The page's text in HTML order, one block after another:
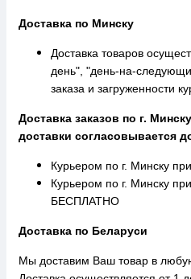
Доставка по Минску
Доставка товаров
день", "день-на-
заказа и загруженности
Доставка заказов по г.
доставки согласовывается
Курьером по г. Минску
Курьером по г. Минску
БЕСПЛАТНО
Доставка по Беларуси
Мы доставим Ваш товар в